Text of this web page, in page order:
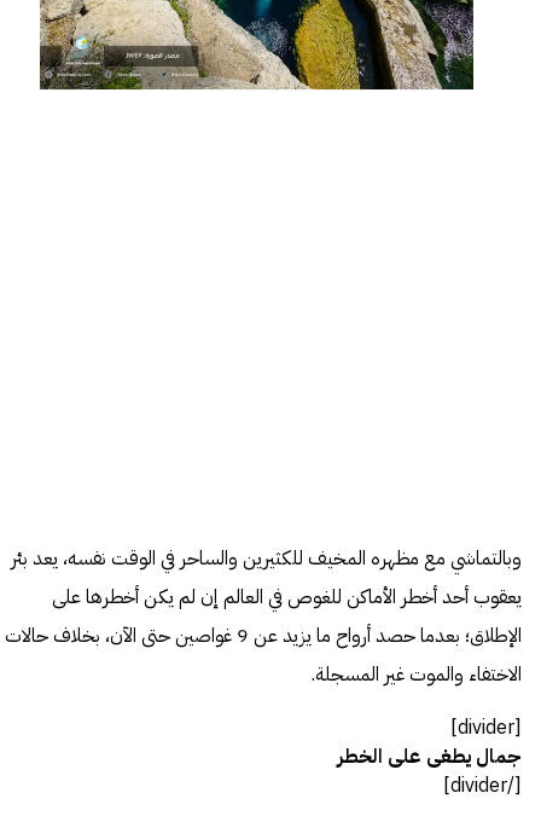
وبالتماشي مع مظهره المخيف للكثيرين والساحر في الوقت نفسه، يعد بئر
يعقوب أحد أخطر الأماكن للغوص في العالم إن لم يكن أخطرها على
الإطلاق؛ بعدما حصد أرواح ما يزيد عن 9 غواصين حتى الآن، بخلاف حالات
الاختفاء والموت غير المسجلة.
[divider]
جمال يطغى على الخطر
[/divider]